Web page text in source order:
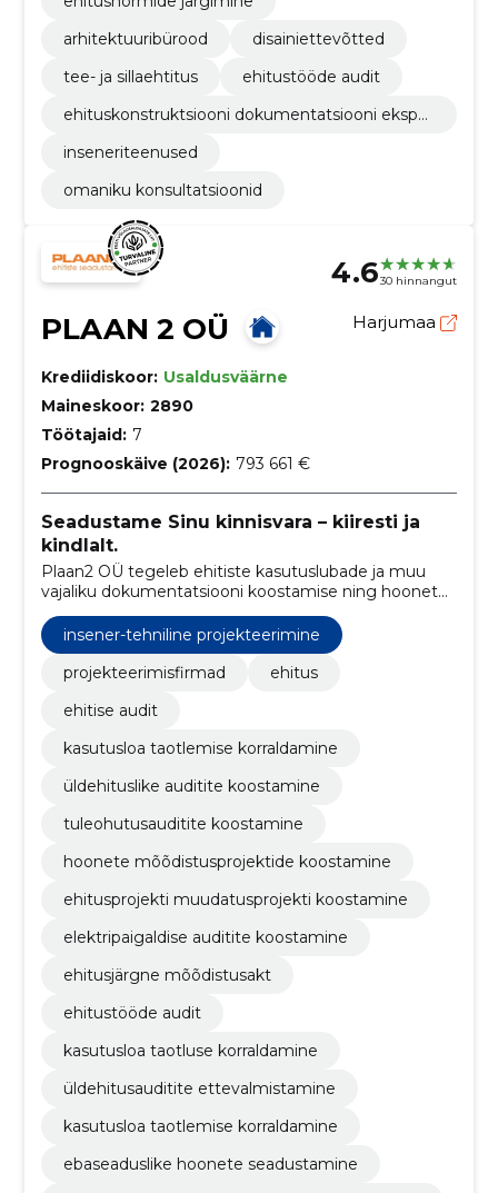
arhitektuuribürood
disainiettevõtted
tee- ja sillaehtitus
ehitustööde audit
ehituskonstruktsiooni dokumentatsiooni eksper
inseneriteenused
omaniku konsultatsioonid
4.630 hinnangut
PLAAN 2 OÜ Harjumaa
Krediidiskoor: Usaldusväärne
Maineskoor: 2890
Töötajaid: 7
Prognooskäive (2026): 793 661 €
Seadustame Sinu kinnisvara – kiiresti ja
kindlalt.
Plaan2 OÜ tegeleb ehitiste kasutuslubade ja muu
vajaliku dokumentatsiooni koostamise ning hoonete
seadustamisega. Ettevõte aitab klientidel kiiresti ja
professionaalselt lahendada kinnisvara
kasutuselevõtuga seotud bürokraatlikke küsimusi.
insener-tehniline projekteerimine
projekteerimisfirmad
ehitus
ehitise audit
kasutusloa taotlemise korraldamine
üldehituslike auditite koostamine
tuleohutusauditite koostamine
hoonete mõõdistusprojektide koostamine
ehitusprojekti muudatusprojekti koostamine
elektripaigaldise auditite koostamine
ehitusjärgne mõõdistusakt
ehitustööde audit
kasutusloa taotluse korraldamine
üldehitusauditite ettevalmistamine
kasutusloa taotlemise korraldamine
ebaseaduslike hoonete seadustamine